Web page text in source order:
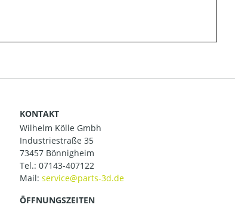
KONTAKT
Wilhelm Kölle Gmbh
Industriestraße 35
73457 Bönnigheim
Tel.: 07143-407122
Mail:
ÖFFNUNGSZEITEN